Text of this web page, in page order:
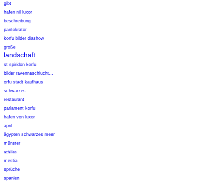
gibt
hafen nil luxor
beschreibung
pantokrator
korfu bilder diashow
große
landschaft
st spiridon korfu
bilder ravennaschlucht...
orfu stadt kaufhaus
schwarzes
restaurant
parlament korfu
hafen von luxor
april
ägypten schwarzes meer
münster
achilles
mestia
sprüche
spanien